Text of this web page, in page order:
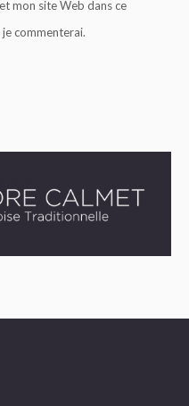
mon site Web dans ce
commenterai.